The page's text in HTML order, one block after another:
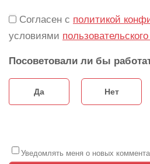
Согласен с политикой
условиями
Посоветовали ли бы
Да Нет
Уведомлять меня о новых